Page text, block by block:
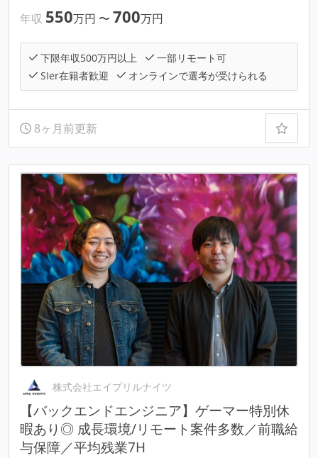
年収 550万円 〜 700万円
下限年収500万円以上
一部リモート可
SIer在籍者歓迎
オンラインで選考が受けられる
8ヶ月前更新
株式会社エイプリルナイツ
【バックエンドエンジニア】ゲーマー特別休
暇あり◎ 成長環境/リモート案件多数／前職給
与保障／平均残業7H